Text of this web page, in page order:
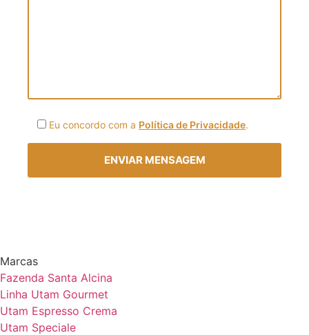
Eu concordo com a Política de Privacidade.
Marcas
Fazenda Santa Alcina
Linha Utam Gourmet
Utam Espresso Crema
Utam Speciale